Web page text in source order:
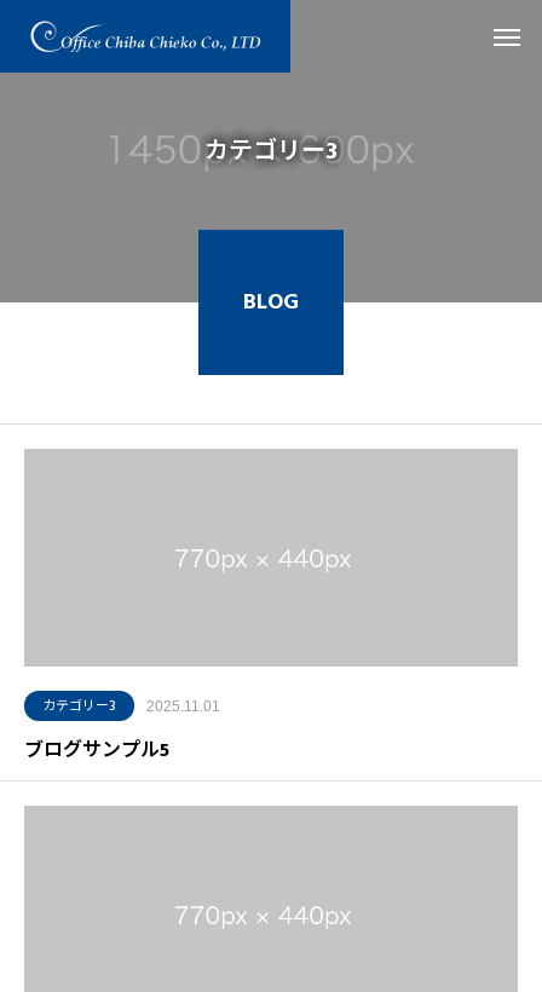
カテゴリー3
BLOG
カテゴリー3 2025.11.01
ブログサンプル5